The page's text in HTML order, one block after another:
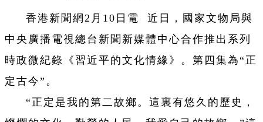
香港新聞網2月10日電 近日，國家文物局與
中央廣播電視總台新聞新媒體中心合作推出系列
時政微紀錄《習近平的文化情緣》。第四集為“正
定古今”。
“正定是我的第二故鄉。這裏有悠久的歷史，